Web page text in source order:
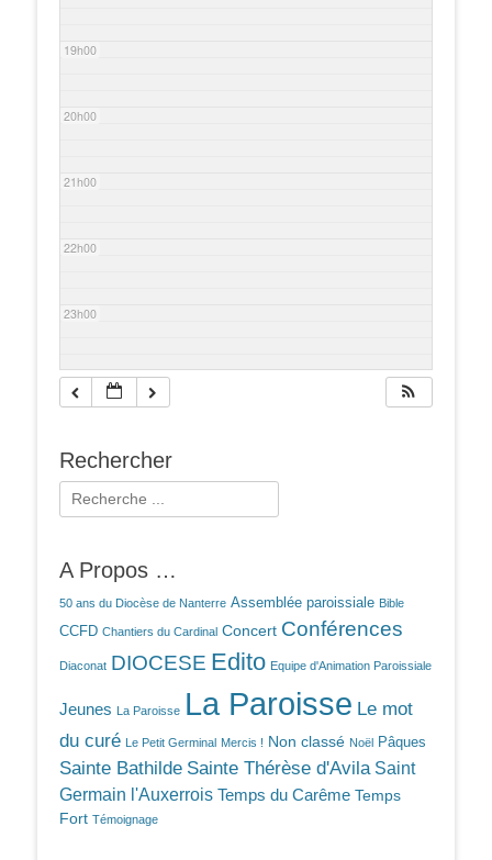
19h00
20h00
21h00
22h00
23h00
Rechercher
Rechercher :
A Propos …
50 ans du Diocèse de Nanterre Assemblée paroissiale Bible
CCFD Chantiers du Cardinal Concert Conférences
Diaconat DIOCESE Edito Equipe d'Animation Paroissiale
Jeunes La Paroisse La Paroisse Le mot
du curé Le Petit Germinal Mercis ! Non classé Noël Pâques
Sainte Bathilde Sainte Thérèse d'Avila Saint
Germain l'Auxerrois Temps du Carême Temps
Fort Témoignage